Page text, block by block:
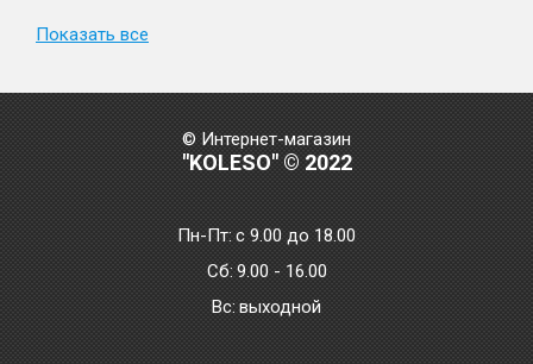
Показать все
© Интернет-магазин
"KOLESO" © 2022
Пн-Пт:с 9.00 до 18.00
Сб: 9.00 - 16.00
Bc: выходной